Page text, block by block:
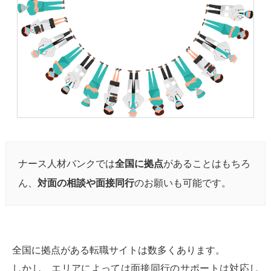
ナース人材バンクでは全国に拠点があることはもちろ
ん、 対面の相談や面接同行のお願いも可能です。
全国に拠点がある転職サイトは数多くあります。
しかし、エリアによっては面接同行のサポートは対応し